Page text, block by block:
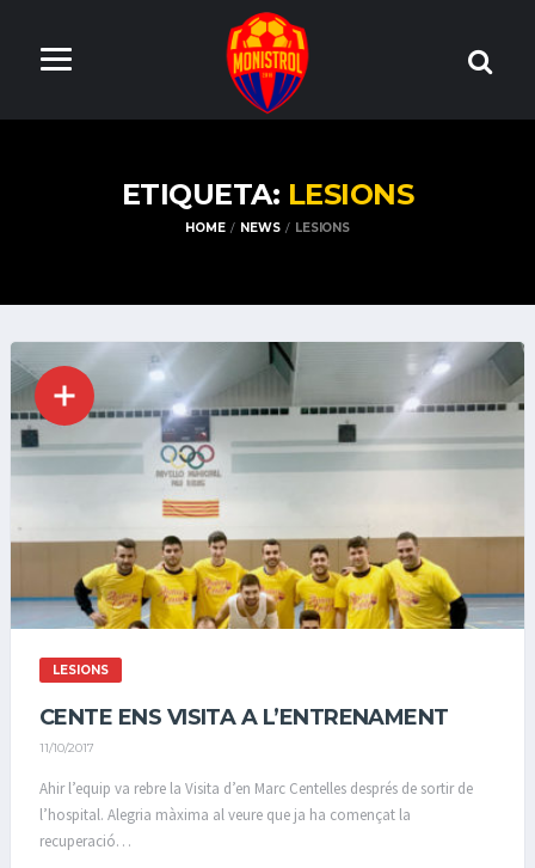
ETIQUETA: LESIONS
HOME NEWS LESIONS
LESIONS
CENTE ENS VISITA A L’ENTRENAMENT
11/10/2017
Ahir l’equip va rebre la Visita d’en Marc Centelles després de sortir de
l’hospital. Alegria màxima al veure que ja ha començat la
recuperació…